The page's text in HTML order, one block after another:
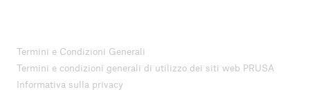
Termini e Condizioni Generali
Termini e condizioni generali di utilizzo dei siti web PRUSA
Informativa sulla privacy